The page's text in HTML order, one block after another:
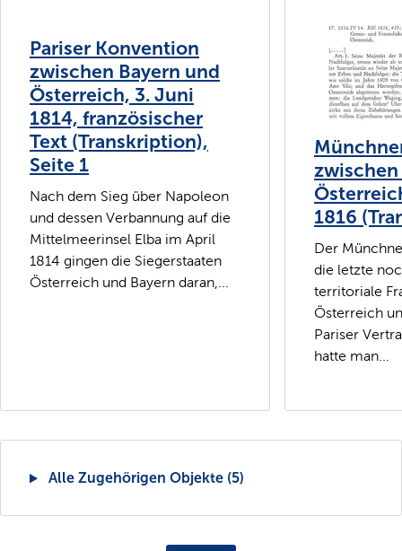
Pariser Konvention
zwischen Bayern und
Österreich, 3. Juni
1814, französischer
Text (Transkription),
Seite 1
Nach dem Sieg über Napoleon
und dessen Verbannung auf die
Mittelmeerinsel Elba im April
1814 gingen die Siegerstaaten
Österreich und Bayern daran,...
1816
Der
die letzte
territoriale
Österreich
Pariser
hatte man...
Alle Zugehörigen Objekte (5)